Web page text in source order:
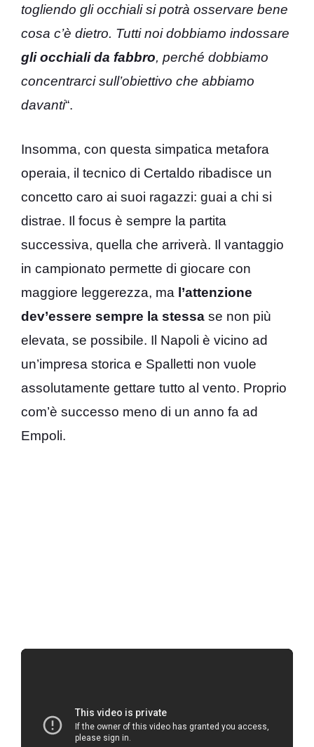
togliendo gli occhiali si potrà osservare bene
cosa c’è dietro. Tutti noi dobbiamo indossare
gli occhiali da fabbro, perché dobbiamo
concentrarci sull’obiettivo che abbiamo
davanti“.
Insomma, con questa simpatica metafora
operaia, il tecnico di Certaldo ribadisce un
concetto caro ai suoi ragazzi: guai a chi si
distrae. Il focus è sempre la partita
successiva, quella che arriverà. Il vantaggio
in campionato permette di giocare con
maggiore leggerezza, ma l’attenzione
dev’essere sempre la stessa se non più
elevata, se possibile. Il Napoli è vicino ad
un’impresa storica e Spalletti non vuole
assolutamente gettare tutto al vento. Proprio
com’è successo meno di un anno fa ad
Empoli.